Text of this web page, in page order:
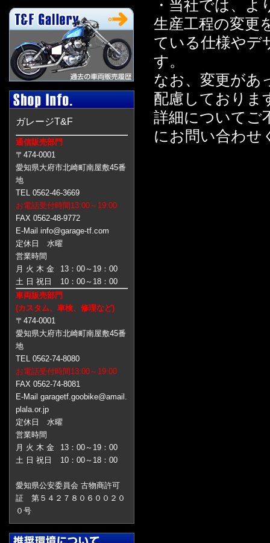
ガレージT&F
通信販売部門
〒474-0001
愛知県大府市北崎町南屋敷45番
地
TEL 0562-46-3669
お電話受付時間13:00～19:00
FAX 0562-48-9772
E-Mail info@garage-tf.com
定休日 水曜
営業時間
月 火 木 金
13：00～19：00
土 日 祝日
10：00～18：00
車両販売部門
(カスタム、車検、修理など)
〒474-0001
愛知県大府市北崎町南屋敷45番
地
TEL 0562-74-8080
お電話受付時間13:00～19:00
FAX 0562-74-8081
E-Mail garagetf.goobike@amail.
plala.or.jp
定休日 水曜
営業時間
月 火 木 金
13：00～19：00
土 日 祝日
10：00～18：00
愛知県公安委員会 古物商許可
証 第５４２７８０６００２０
０号
・当社では、
生産工程の変更
ている仕様やデ
す。
なお、変更があ
配慮しておりま
詳細についてご
にお問い合わせ